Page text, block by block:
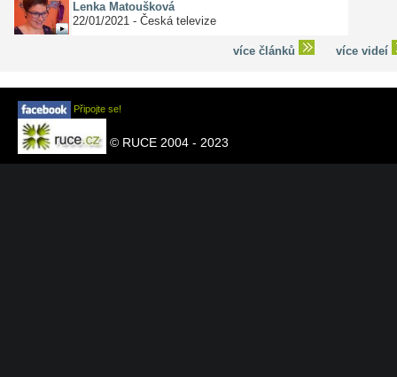
Lenka Matoušková
22/01/2021 - Česká televize
více článků více videí
Připojte se!
© RUCE 2004 - 2023